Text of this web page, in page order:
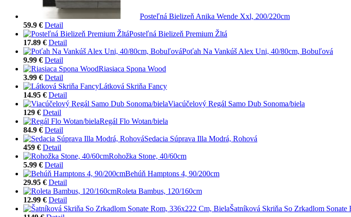
Posteľná Bielizeň Anika Wende Xxl, 200/220cm
59.9 € Detail
Posteľná Bielizeň Premium Žltá
17.89 € Detail
Poťah Na Vankúš Alex Uni, 40/80cm, Bobuľová
9.99 € Detail
Riasiaca Spona Wood
3.99 € Detail
Látková Skriňa Fancy
14.95 € Detail
Viacúčelový Regál Samo Dub Sonoma/biela
129 € Detail
Regál Flo Wotan/biela
84.9 € Detail
Sedacia Súprava Illa Modrá, Rohová
459 € Detail
Rohožka Stone, 40/60cm
5.99 € Detail
Behúň Hamptons 4, 90/200cm
29.95 € Detail
Roleta Bambus, 120/160cm
12.99 € Detail
Šatníková Skriňa So Zrkadlom